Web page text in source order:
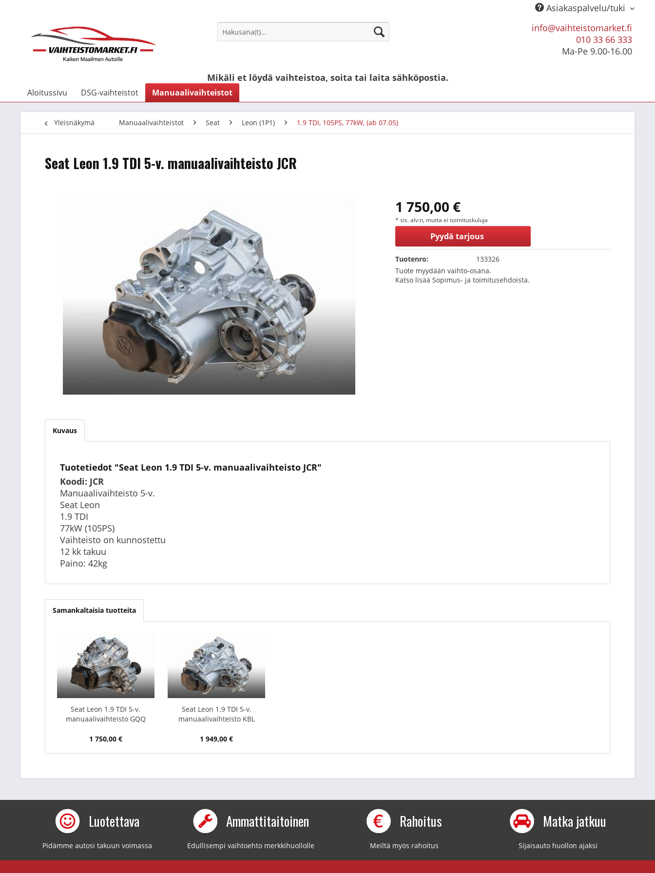
Asiakaspalvelu/tuki
info@vaihteistomarket.fi
010 33 66 333
Ma-Pe 9.00-16.00
Mikäli et löydä vaihteistoa, soita tai laita sähköpostia.
Aloitussivu DSG-vaihteistot Manuaalivaihteistot
Yleisnäkymä Manuaalivaihteistot Seat Leon (1P1) 1.9 TDI, 105PS, 77kW, (ab 07.05)
Seat Leon 1.9 TDI 5-v. manuaalivaihteisto JCR
1 750,00 €
* sis. alv:n, mutta ei toimituskuluja
Pyydä tarjous
Tuotenro:
133326
Tuote myydään vaihto-osana.
Katso lisää Sopimus- ja toimitusehdoista.
Kuvaus
Tuotetiedot "Seat Leon 1.9 TDI 5-v. manuaalivaihteisto JCR"
Koodi: JCR
Manuaalivaihteisto 5-v.
Seat Leon
1.9 TDI
77kW (105PS)
Vaihteisto on kunnostettu
12 kk takuu
Paino: 42kg
Samankaltaisia tuotteita
Seat Leon 1.9 TDI 5-v.
manuaalivaihteisto GQQ
1 750,00 €
Seat Leon 1.9 TDI 5-v.
manuaalivaihteisto KBL
1 949,00 €
Luotettava
Pidämme autosi takuun voimassa
Ammattitaitoinen
Edullisempi vaihtoehto merkkihuollolle
Rahoitus
Meiltä myös rahoitus
Matka jatkuu
Sijaisauto huollon ajaksi